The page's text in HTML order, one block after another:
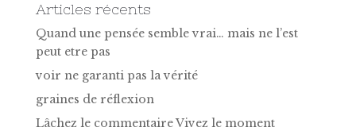
Articles récents
Quand une pensée semble vrai… mais ne l’est
peut etre pas
voir ne garanti pas la vérité
graines de réflexion
Lâchez le commentaire Vivez le moment